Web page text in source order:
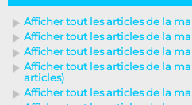
Afficher tout les articles de la
Afficher tout les articles de la
Afficher tout les articles de la
Afficher tout les articles de la
articles)
Afficher tout les articles de la